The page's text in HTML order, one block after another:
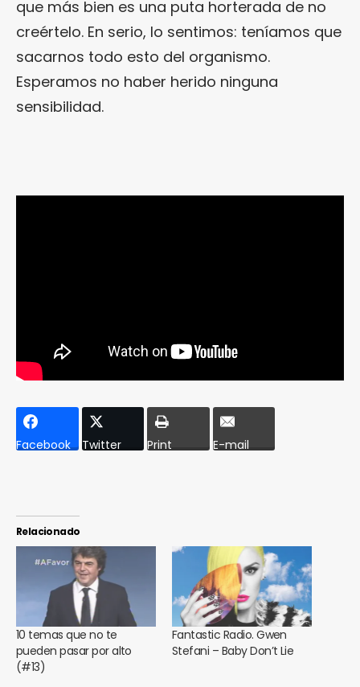
que más bien es una puta horterada de no
creértelo. En serio, lo sentimos: teníamos que
sacarnos todo esto del organismo.
Esperamos no haber herido ninguna
sensibilidad.
Facebook Twitter Print E-mail
Relacionado
10 temas que no te
pueden pasar por alto
(#13)
Fantastic Radio. Gwen
Stefani – Baby Don’t Lie